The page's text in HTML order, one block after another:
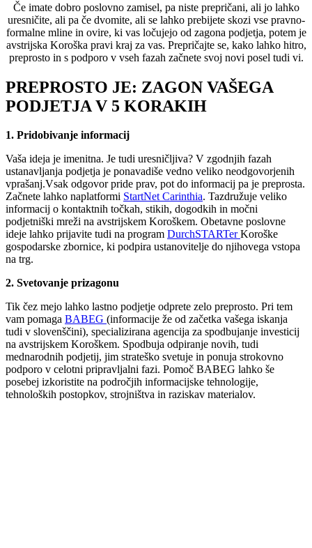
Če imate dobro poslovno zamisel, pa niste prepričani, ali jo lahko
uresničite, ali pa če dvomite, ali se lahko prebijete skozi vse pravno-
formalne mline in ovire, ki vas ločujejo od zagona podjetja, potem je
avstrijska Koroška pravi kraj za vas. Prepričajte se, kako lahko hitro,
preprosto in s podporo v vseh fazah začnete svoj novi posel tudi vi.
PREPROSTO JE: ZAGON VAŠEGA
PODJETJA V 5 KORAKIH
1. Pridobivanje informacij
Vaša ideja je imenitna. Je tudi uresničljiva? V zgodnjih fazah
ustanavljanja podjetja je ponavadiše vedno veliko neodgovorjenih
vprašanj.Vsak odgovor pride prav, pot do informacij pa je preprosta.
Začnete lahko naplatformi StartNet Carinthia. Tazdružuje veliko
informacij o kontaktnih točkah, stikih, dogodkih in močni
podjetniški mreži na avstrijskem Koroškem. Obetavne poslovne
ideje lahko prijavite tudi na program DurchSTARTerKoroške
gospodarske zbornice, ki podpira ustanovitelje do njihovega vstopa
na trg.
2. Svetovanje prizagonu
Tik čez mejo lahko lastno podjetje odprete zelo preprosto. Pri tem
vam pomaga BABEG (informacije že od začetka vašega iskanja
tudi v slovenščini), specializirana agencija za spodbujanje investicij
na avstrijskem Koroškem. Spodbuja odpiranje novih, tudi
mednarodnih podjetij, jim strateško svetuje in ponuja strokovno
podporo v celotni pripravljalni fazi. Pomoč BABEG lahko še
posebej izkoristite na področjih informacijske tehnologije,
tehnoloških postopkov, strojništva in raziskav materialov.